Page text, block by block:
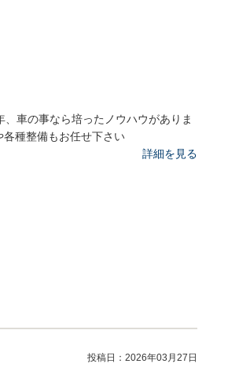
車の事なら培ったノウハウがありま
種整備もお任せ下さい
詳細を見る
投稿日： 2026年03月27日